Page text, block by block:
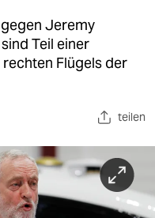
Jeremy
Teil einer
Flügels der
teilen